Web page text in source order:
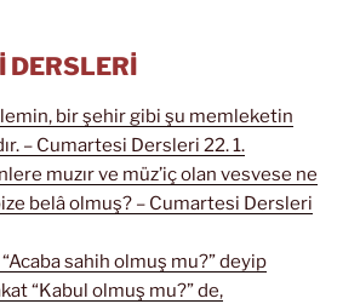
DERSLERİ
bir şehir gibi şu memleketin
– Cumartesi Dersleri 22. 1.
muzır ve müz’iç olan vesvese ne
belâ olmuş? – Cumartesi Dersleri
sahih olmuş mu?” deyip
“Kabul olmuş mu?” de,